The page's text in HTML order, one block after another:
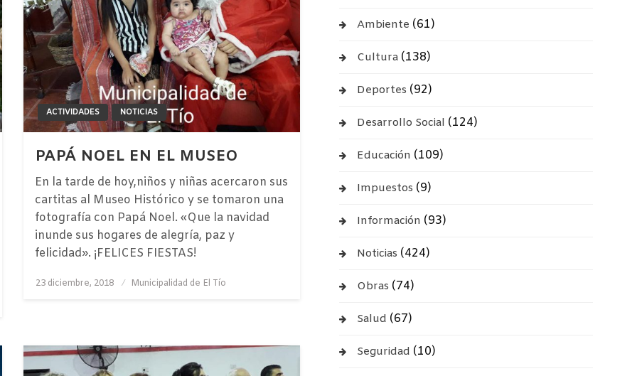
ACTIVIDADES NOTICIAS
PAPÁ NOEL EN EL MUSEO
En la tarde de hoy,niños y niñas acercaron sus
cartitas al Museo Histórico y se tomaron una
fotografía con Papá Noel. «Que la navidad
inunde sus hogares de alegría, paz y
felicidad». ¡FELICES FIESTAS!
Publicado
23 diciembre, 2018 Municipalidad de El Tío
Ambiente (61)
Cultura (138)
Deportes (92)
Desarrollo Social (124)
Educación (109)
Impuestos (9)
Información (93)
Noticias (424)
Obras (74)
Salud (67)
Seguridad (10)